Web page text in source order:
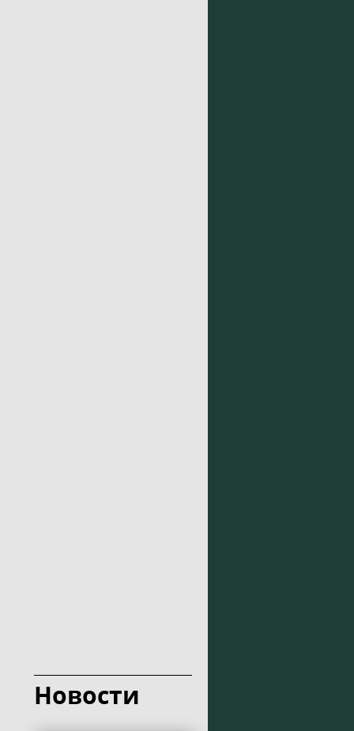
Новости